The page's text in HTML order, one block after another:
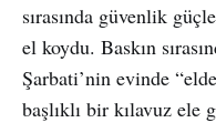
sırasında güvenlik
el koydu. Baskın
Şarbati’nin evinde
başlıklı bir kılavuz ele